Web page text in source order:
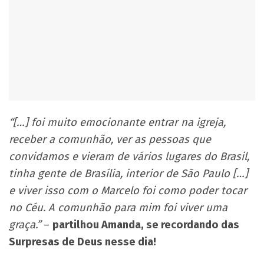
“[…] foi muito emocionante entrar na igreja,
receber a comunhão, ver as pessoas que
convidamos e vieram de vários lugares do Brasil,
tinha gente de Brasília, interior de São Paulo […]
e viver isso com o Marcelo foi como poder tocar
no Céu. A comunhão para mim foi viver uma
graça.”– partilhou Amanda, se recordando das
Surpresas de Deus nesse dia!